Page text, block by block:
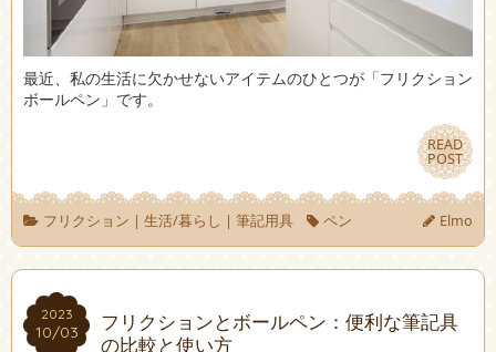
最近、私の生活に欠かせないアイテムのひとつが「フリクション
ボールペン」です。
READ
POST
READ
POST
フリクション | 生活/暮らし | 筆記用具 ペン Elmo
2023
10/03
2023
10/03
フリクションとボールペン：便利な筆記具
の比較と使い方